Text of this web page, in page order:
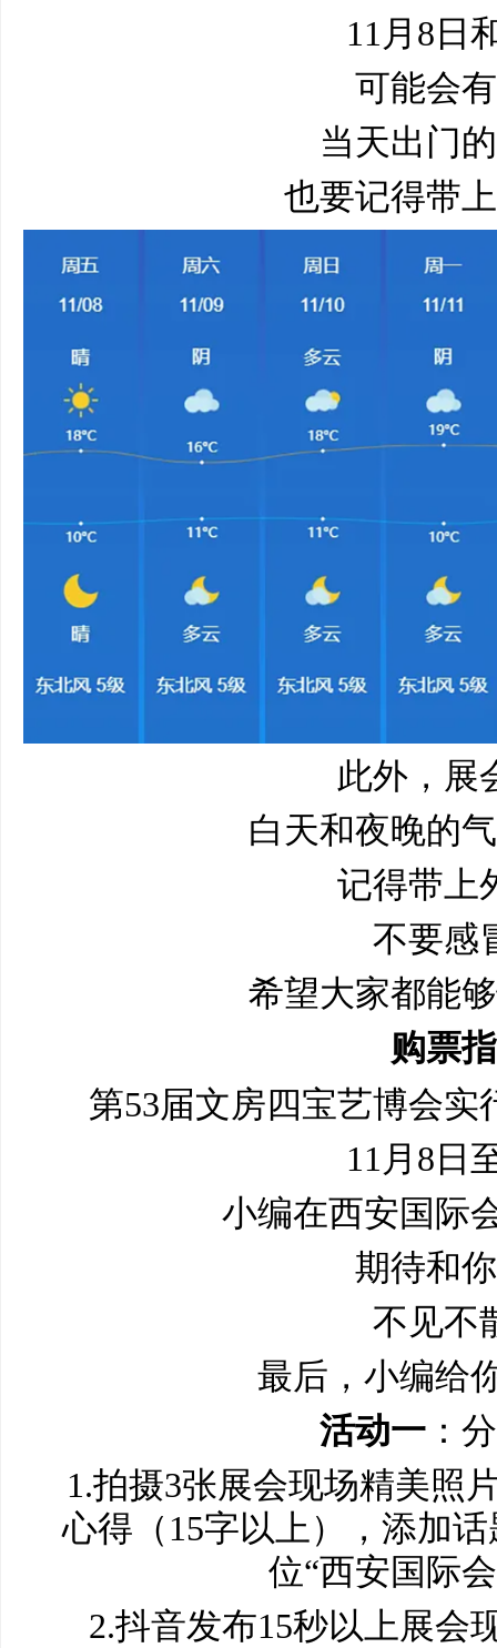
11月8日
可能会
当天出门
也要记得带
此外，展
白天和夜晚的
记得带上
不要感
希望大家都能
购票
第53届文房四宝艺博会
11月8日
小编在西安国际
期待和
不见不
最后，小编给
活动一 ：
1.拍摄3张展会现场精美照
心得（15字以上），添加
位“西安国际
2.抖音发布15秒以上展会